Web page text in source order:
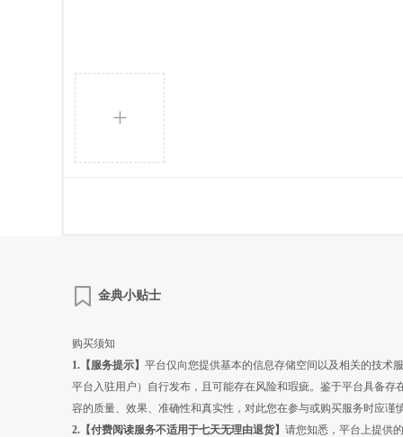
+
金典小贴士
购买须知
1.【服务提示】 平台仅向您提供基本的信息存储空间以及相关的技术
平台入驻用户）自行发布，且可能存在风险和瑕疵。鉴于平台具备
容的质量、效果、准确性和真实性，对此您在参与或购买服务时应谨
2.【付费阅读服务不适用于七天无理由退货】 请您知悉，平台上提供